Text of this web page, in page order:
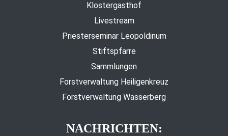
Klostergasthof
Livestream
Priesterseminar Leopoldinum
Stiftspfarre
Sammlungen
Forstverwaltung Heiligenkreuz
Forstverwaltung Wasserberg
NACHRICHTEN: